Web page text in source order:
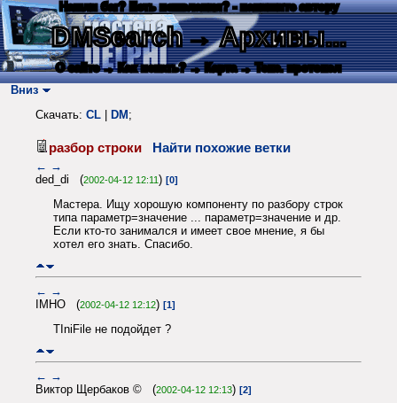
Нашли баг? Есть пожелания? - напишите автору
DMSearch→ Архивы...
О сайте → Как искать? → Карта → Текс. протокол
Вниз
Скачать: CL DM ;
разбор строки Найти похожие ветки
← →
ded_di (2002-04-12 12:11) [0]
Мастера. Ищу хорошую компоненту по разбору строк
типа параметр=значение ... параметр=значение и др.
Если кто-то занимался и имеет свое мнение, я бы
хотел его знать. Спасибо.
← →
IMHO (2002-04-12 12:12) [1]
TIniFile не подойдет ?
← →
Виктор Щербаков © (2002-04-12 12:13) [2]